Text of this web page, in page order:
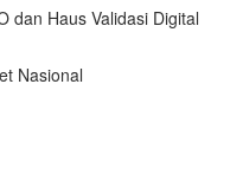
dan Haus Validasi Digital
Nasional